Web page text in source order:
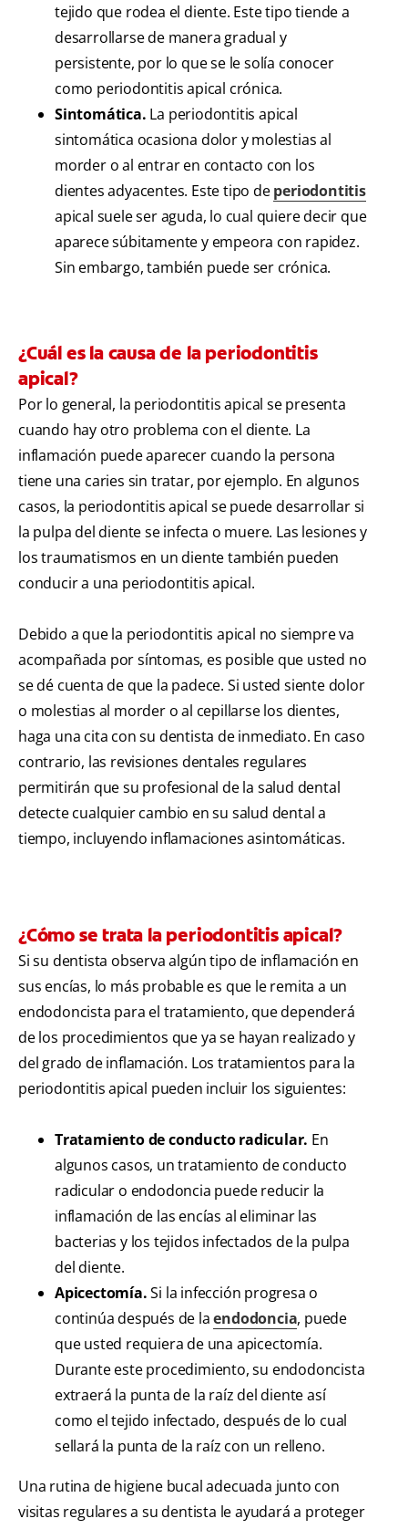
tejido que rodea el diente. Este tipo tiende a
desarrollarse de manera gradual y
persistente, por lo que se le solía conocer
como periodontitis apical crónica.
Sintomática. La periodontitis apical
sintomática ocasiona dolor y molestias al
morder o al entrar en contacto con los
dientes adyacentes. Este tipo deperiodontitis
apical suele ser aguda, lo cual quiere decir que
aparece súbitamente y empeora con rapidez.
Sin embargo, también puede ser crónica.
¿Cuál es la causa de la periodontitis
apical?
Por lo general, la periodontitis apical se presenta
cuando hay otro problema con el diente. La
inflamación puede aparecer cuando la persona
tiene una caries sin tratar, por ejemplo. En algunos
casos, la periodontitis apical se puede desarrollar si
la pulpa del diente se infecta o muere. Las lesiones y
los traumatismos en un diente también pueden
conducir a una periodontitis apical.
Debido a que la periodontitis apical no siempre va
acompañada por síntomas, es posible que usted no
se dé cuenta de que la padece. Si usted siente dolor
o molestias al morder o al cepillarse los dientes,
haga una cita con su dentista de inmediato. En caso
contrario, las revisiones dentales regulares
permitirán que su profesional de la salud dental
detecte cualquier cambio en su salud dental a
tiempo, incluyendo inflamaciones asintomáticas.
¿Cómo se trata la periodontitis apical?
Si su dentista observa algún tipo de inflamación en
sus encías, lo más probable es que le remita a un
endodoncista para el tratamiento, que dependerá
de los procedimientos que ya se hayan realizado y
del grado de inflamación. Los tratamientos para la
periodontitis apical pueden incluir los siguientes:
Tratamiento de conducto radicular. En
algunos casos, un tratamiento de conducto
radicular o endodoncia puede reducir la
inflamación de las encías al eliminar las
bacterias y los tejidos infectados de la pulpa
del diente.
Apicectomía.Si la infección progresa o
continúa después de laendodoncia, puede
que usted requiera de una apicectomía.
Durante este procedimiento, su endodoncista
extraerá la punta de la raíz del diente así
como el tejido infectado, después de lo cual
sellará la punta de la raíz con un relleno.
Una rutina de higiene bucal adecuada junto con
visitas regulares a su dentista le ayudará a proteger